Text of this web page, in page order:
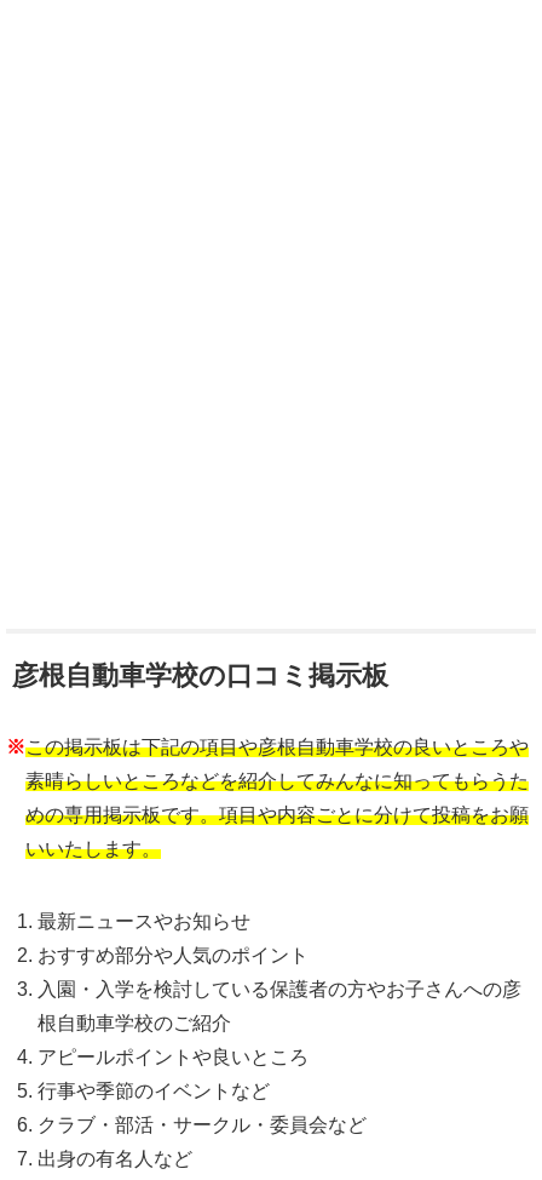
彦根自動車学校の口コミ掲示板
※この掲示板は下記の項目や彦根自動車学校の良いところや
素晴らしいところなどを紹介してみんなに知ってもらうた
めの専用掲示板です。項目や内容ごとに分けて投稿をお願
いいたします。
最新ニュースやお知らせ
おすすめ部分や人気のポイント
入園・入学を検討している保護者の方やお子さんへの彦
根自動車学校のご紹介
アピールポイントや良いところ
行事や季節のイベントなど
クラブ・部活・サークル・委員会など
出身の有名人など